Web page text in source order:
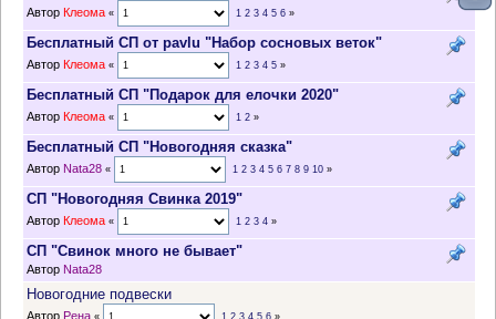
Автор Клеома « 1 2 3 4 5 6»
Бесплатный СП от pavlu "Набор сосновых веток"
Автор Клеома « 1 2 3 4 5»
Бесплатный СП "Подарок для елочки 2020"
Автор Клеома « 1 2»
Бесплатный СП "Новогодняя сказка"
Автор Nata28 « 1 2 3 4 5 6 7 8 9 10»
СП "Новогодняя Свинка 2019"
Автор Клеома « 1 2 3 4»
СП "Свинок много не бывает"
Автор Nata28
Новогодние подвески
Автор Рена « 1 2 3 4 5 6»